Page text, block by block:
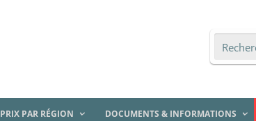
PRIX PAR RÉGION DOCUMENTS & INFORMATIONS